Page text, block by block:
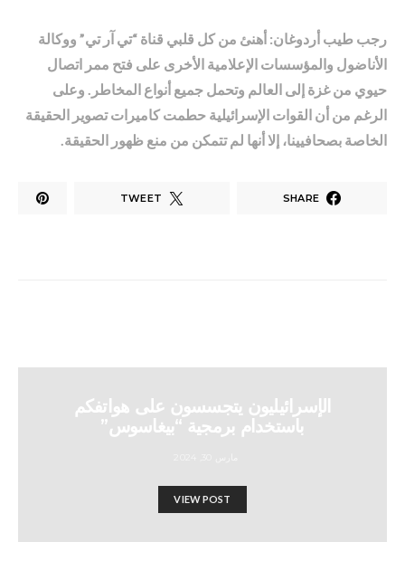
رجب طيب أردوغان: أهنئ من كل قلبي قناة “تي آر تي” ووكالة
الأناضول والمؤسسات الإعلامية الأخرى على فتح ممر اتصال
حيوي من غزة إلى العالم وتحمل جميع أنواع المخاطر. وعلى
الرغم من أن القوات الإسرائيلية حطمت كاميرات تصوير الحقيقة
الخاصة بصحافيينا، إلا أنها لم تتمكن من منع ظهور الحقيقة.
SHARE
TWEET
الإسرائيليون يتجسسون على هواتفكم
باستخدام برمجية “بيغاسوس”
VIEW POST